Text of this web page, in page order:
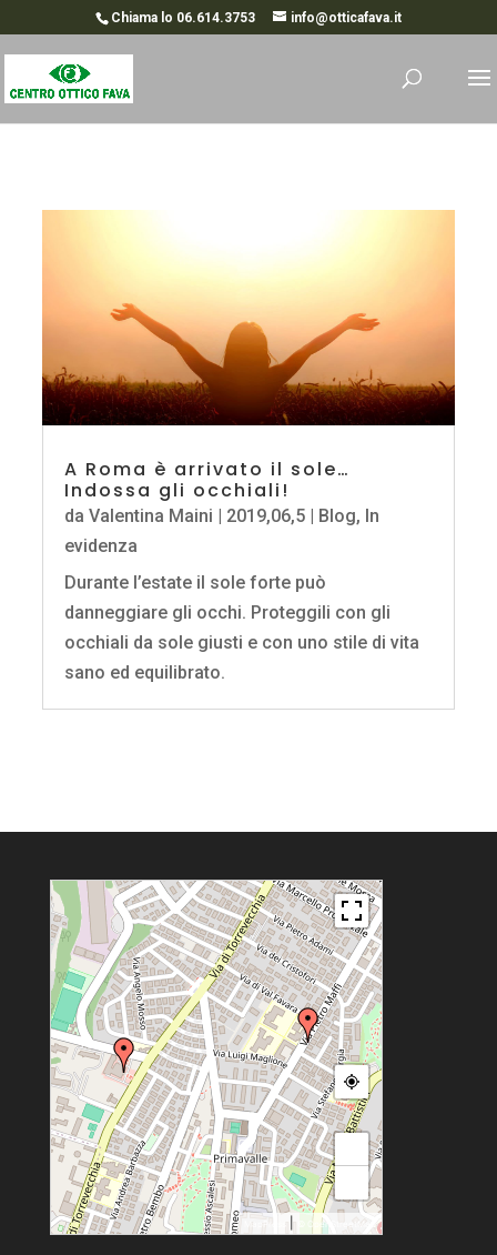
Chiama lo 06.614.3753 info@otticafava.it
A Roma è arrivato il sole…
Indossa gli occhiali!
daValentina Maini 2019,06,5 Blog, In
evidenza
Durante l’estate il sole forte può
danneggiare gli occhi. Proteggili con gli
occhiali da sole giusti e con uno stile di vita
sano ed equilibrato.
© OpenStreetMap